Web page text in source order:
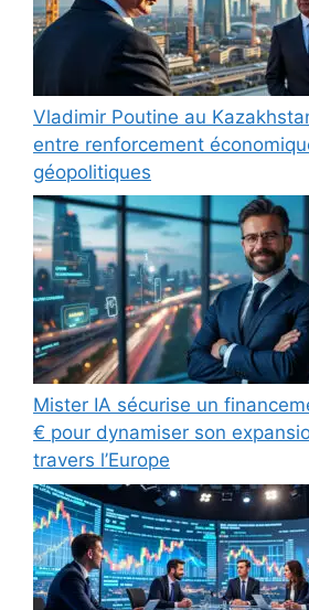
Vladimir Poutine au
entre renforcement
géopolitiques
Mister IA sécurise un
€ pour dynamiser son
travers l’Europe